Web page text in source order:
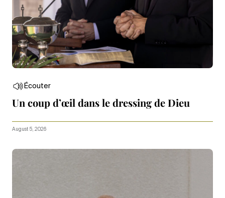
Écouter
Un coup d’œil dans le dressing de Dieu
August 5, 2026